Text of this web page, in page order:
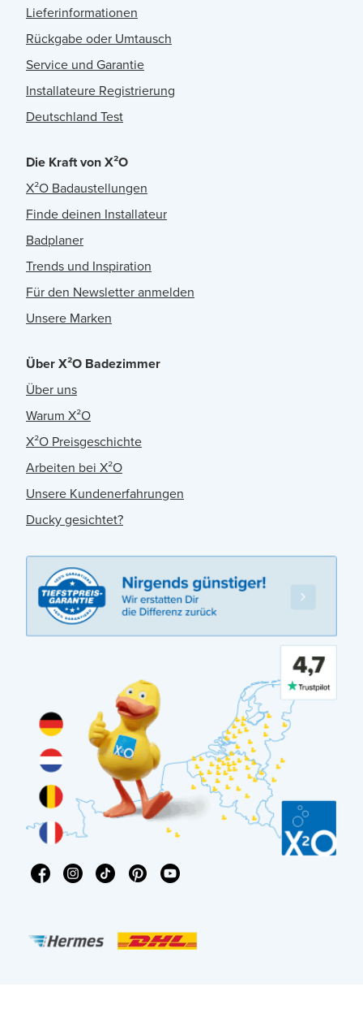
Lieferinformationen
Rückgabe oder Umtausch
Service und Garantie
Installateure Registrierung
Deutschland Test
Die Kraft von X²O
X²O Badaustellungen
Finde deinen Installateur
Badplaner
Trends und Inspiration
Für den Newsletter anmelden
Unsere Marken
Über X²O Badezimmer
Über uns
Warum X²O
X²O Preisgeschichte
Arbeiten bei X²O
Unsere Kundenerfahrungen
Ducky gesichtet?